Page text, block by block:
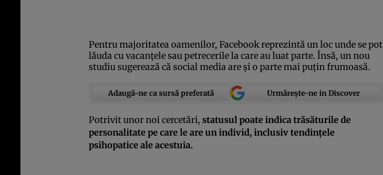
Pentru majoritatea oamenilor, Facebook reprezintă un loc unde se pot
lăuda cu vacanţele sau petrecerile la care au luat parte. Însă, un nou
studiu sugerează că social media are şi o parte mai puţin frumoasă.
Adaugă-ne ca sursă preferată Urmărește-ne in Discover
Potrivit unor noi cercetări, statusul poate indica trăsăturile de
personalitate pe care le are un individ, inclusiv tendinţele
psihopatice ale acestuia.